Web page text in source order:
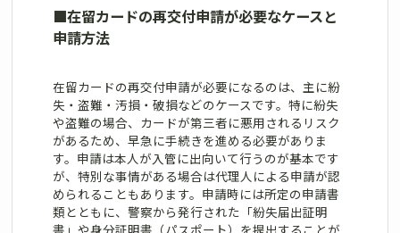
■在留カードの再交付申請が必要なケースと
申請方法
在留カードの再交付申請が必要になるのは、主に紛
失・盗難・汚損・破損などのケースです。特に紛失
や盗難の場合、カードが第三者に悪用されるリスク
があるため、早急に手続きを進める必要がありま
す。申請は本人が入管に出向いて行うのが基本です
が、特別な事情がある場合は代理人による申請が認
められることもあります。申請時には所定の申請書
類とともに、警察から発行された「紛失届出証明